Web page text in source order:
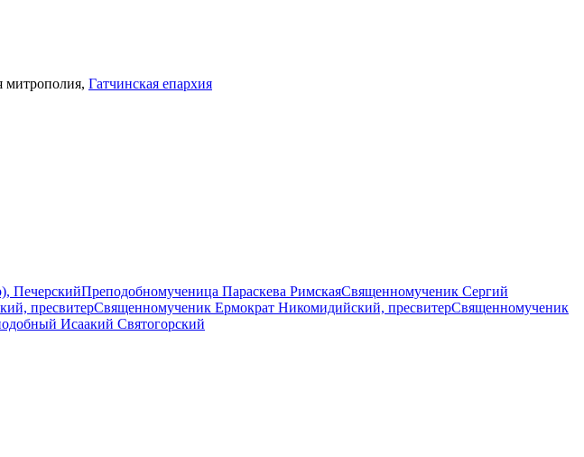
митрополия, Гатчинская епархия
ПечерскийПреподобномученица Параскева РимскаяСвященномученик Сергий
пресвитерСвященномученик Ермократ Никомидийский, пресвитерСвященномученик
Исаакий Святогорский